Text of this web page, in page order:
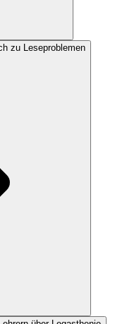
zu Leseproblemen